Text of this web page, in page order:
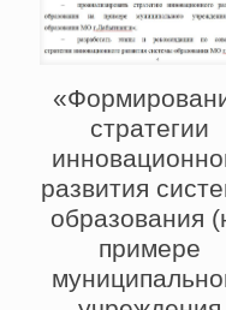
стратегии
развития
образования
примере